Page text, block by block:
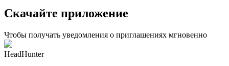
Скачайте приложение
Чтобы получать уведомления о приглашениях мгновенно
HeadHunter